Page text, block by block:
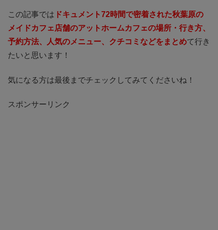
この記事では ドキュメント72時間で密着された秋葉原の
メイドカフェ店舗のアットホームカフェの場所・行き方、
予約方法、人気のメニュー、クチコミなどをまとめて行き
たいと思います！
気になる方は最後までチェックしてみてくださいね！
スポンサーリンク